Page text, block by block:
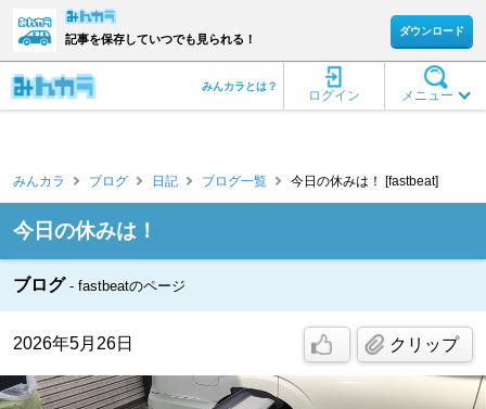
記事を保存していつでも見られる！
ダウンロード
メニュー
ログイン
みんカラとは？
みんカラ ブログ 日記 ブログ一覧 今日の休みは！ [fastbeat]
今日の休みは！
ブログ fastbeatのページ
2026年5月26日 クリップ